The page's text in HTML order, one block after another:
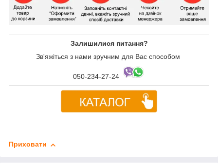
Залишилися питання?
Зв'яжіться з нами зручним для Вас способом
050-234-27-24
Приховати